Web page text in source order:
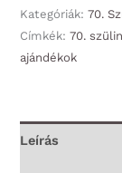
Boldog
szülinapot
70
Falióra
Kategóriák:70.
Címkék:70.
ajándékok
Leírás